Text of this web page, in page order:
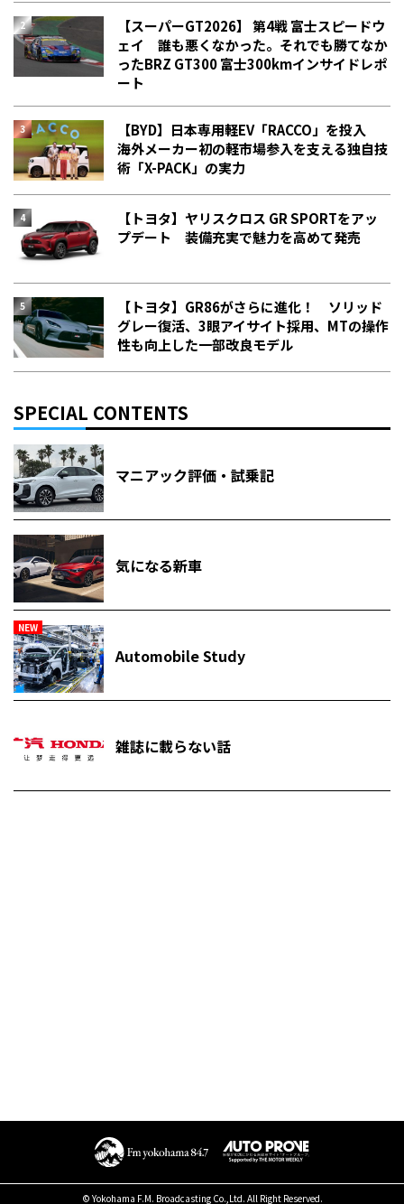
【スーパーGT2026】 第4戦 富士スピードウ
ェイ 誰も悪くなかった。それでも勝てなか
った――BRZ GT300 富士300kmインサイドレポ
ート
【BYD】日本専用軽EV「RACCO」を投入
海外メーカー初の軽市場参入を支える独自技
術「X-PACK」の実力
【トヨタ】ヤリスクロス GR SPORTをアッ
プデート 装備充実で魅力を高めて発売
【トヨタ】GR86がさらに進化！ ソリッド
グレー復活、3眼アイサイト採用、MTの操作
性も向上した一部改良モデル
SPECIAL CONTENTS
マニアック評価・試乗記
気になる新車
NEW
Automobile Study
雑誌に載らない話
© Yokohama F.M. Broadcasting Co.,Ltd. All Right Reserved.